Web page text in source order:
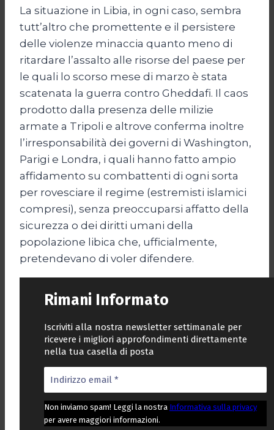
La situazione in Libia, in ogni caso, sembra
tutt’altro che promettente e il persistere
delle violenze minaccia quanto meno di
ritardare l’assalto alle risorse del paese per
le quali lo scorso mese di marzo è stata
scatenata la guerra contro Gheddafi. Il caos
prodotto dalla presenza delle milizie
armate a Tripoli e altrove conferma inoltre
l’irresponsabilità dei governi di Washington,
Parigi e Londra, i quali hanno fatto ampio
affidamento su combattenti di ogni sorta
per rovesciare il regime (estremisti islamici
compresi), senza preoccuparsi affatto della
sicurezza o dei diritti umani della
popolazione libica che, ufficialmente,
pretendevano di voler difendere.
Rimani Informato
Iscriviti alla nostra newsletter settimanale per
ricevere i migliori approfondimenti direttamente
nella tua casella di posta
Non inviamo spam! Leggi la nostra Informativa sulla privacy
per avere maggiori informazioni.